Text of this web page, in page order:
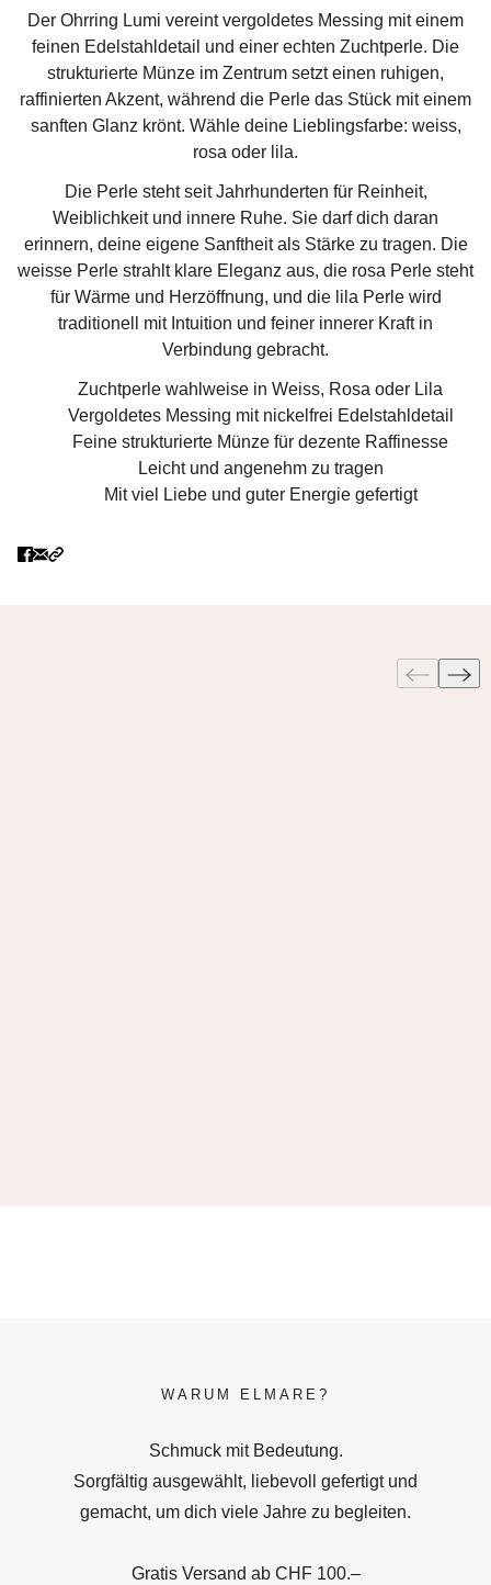
Der Ohrring Lumi vereint vergoldetes Messing mit einem
feinen Edelstahldetail und einer echten Zuchtperle. Die
strukturierte Münze im Zentrum setzt einen ruhigen,
raffinierten Akzent, während die Perle das Stück mit einem
sanften Glanz krönt. Wähle deine Lieblingsfarbe: weiss,
rosa oder lila.
Die Perle steht seit Jahrhunderten für Reinheit,
Weiblichkeit und innere Ruhe. Sie darf dich daran
erinnern, deine eigene Sanftheit als Stärke zu tragen. Die
weisse Perle strahlt klare Eleganz aus, die rosa Perle steht
für Wärme und Herzöffnung, und die lila Perle wird
traditionell mit Intuition und feiner innerer Kraft in
Verbindung gebracht.
Zuchtperle wahlweise in Weiss, Rosa oder Lila
Vergoldetes Messing mit nickelfrei Edelstahldetail
Feine strukturierte Münze für dezente Raffinesse
Leicht und angenehm zu tragen
Mit viel Liebe und guter Energie gefertigt
WARUM ELMARE?
Schmuck mit Bedeutung.
Sorgfältig ausgewählt, liebevoll gefertigt und
gemacht, um dich viele Jahre zu begleiten.
Gratis Versand ab CHF 100.–